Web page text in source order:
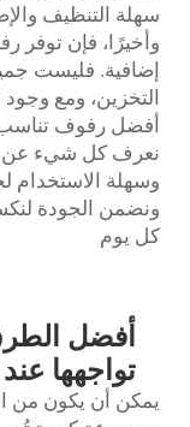
سهلة التنظيف
وأخيرًا، فإن توفر
إضافية. فليست
التخزين، ومع
أفضل رفوف تناسب
نعرف كل شيء عن
وسهلة الاستخدام
ونضمن الجودة
كل يوم
أفضل
تواجهها
يمكن أن يكون من